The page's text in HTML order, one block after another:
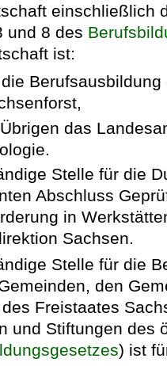
einschließlich
und 8 des
ist:
das
Stelle für die
Abschluss
in
Sachsen.
Stelle für die
den
Freistaates
und Stiftungen des
) ist